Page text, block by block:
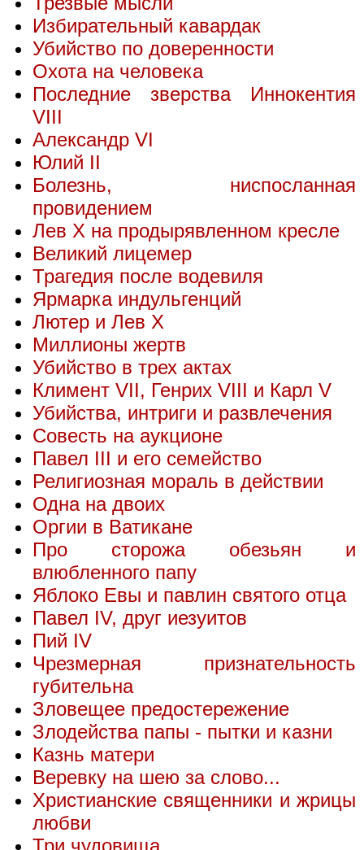
Избирательный кавардак
Убийство по доверенности
Охота на человека
Последние зверства Иннокентия
VIII
Александр VI
Юлий II
Болезнь, ниспосланная
провидением
Лев X на продырявленном кресле
Великий лицемер
Трагедия после водевиля
Ярмарка индульгенций
Лютер и Лев X
Миллионы жертв
Убийство в трех актах
Климент VII, Генрих VIII и Карл V
Убийства, интриги и развлечения
Совесть на аукционе
Павел III и его семейство
Религиозная мораль в действии
Одна на двоих
Оргии в Ватикане
Про сторожа обезьян и
влюбленного папу
Яблоко Евы и павлин святого отца
Павел IV, друг иезуитов
Пий IV
Чрезмерная признательность
губительна
Зловещее предостережение
Злодейства папы - пытки и казни
Казнь матери
Веревку на шею за слово...
Христианские священники и жрицы
любви
Три чудовища